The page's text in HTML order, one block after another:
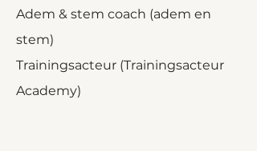
Adem & stem coach (adem en
stem)
Trainingsacteur (Trainingsacteur
Academy)